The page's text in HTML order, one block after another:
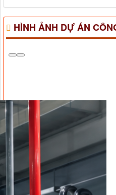
HÌNH ẢNH DỰ ÁN